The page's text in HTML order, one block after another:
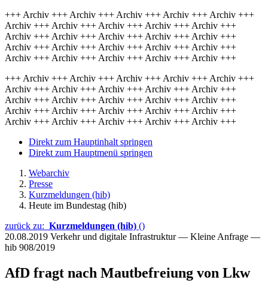
+++ Archiv +++ Archiv +++ Archiv +++ Archiv +++ Archiv +++
Archiv +++ Archiv +++ Archiv +++ Archiv +++ Archiv +++
Archiv +++ Archiv +++ Archiv +++ Archiv +++ Archiv +++
Archiv +++ Archiv +++ Archiv +++ Archiv +++ Archiv +++
Archiv +++ Archiv +++ Archiv +++ Archiv +++ Archiv +++
+++ Archiv +++ Archiv +++ Archiv +++ Archiv +++ Archiv +++
Archiv +++ Archiv +++ Archiv +++ Archiv +++ Archiv +++
Archiv +++ Archiv +++ Archiv +++ Archiv +++ Archiv +++
Archiv +++ Archiv +++ Archiv +++ Archiv +++ Archiv +++
Archiv +++ Archiv +++ Archiv +++ Archiv +++ Archiv +++
Direkt zum Hauptinhalt springen
Direkt zum Hauptmenü springen
Webarchiv
Presse
Kurzmeldungen (hib)
Heute im Bundestag (hib)
zurück zu: Kurzmeldungen (hib) ()
20.08.2019 Verkehr und digitale Infrastruktur — Kleine Anfrage —
hib 908/2019
AfD fragt nach Mautbefreiung von Lkw